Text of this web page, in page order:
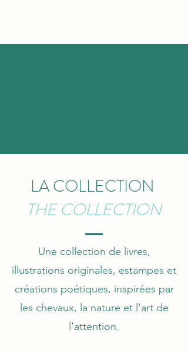
LA COLLECTION
THE COLLECTION
Une collection de livres,
illustrations originales, estampes et
créations poétiques, inspirées par
les chevaux, la nature et l'art de
l'attention.